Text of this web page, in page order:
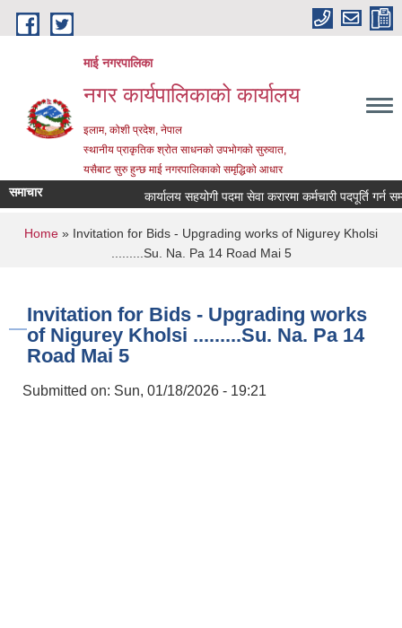
Skip to main content
माई नगरपालिका
नगर कार्यपालिकाको कार्यालय
इलाम, कोशी प्रदेश, नेपाल
स्थानीय प्राकृतिक श्रोत साधनको उपभोगको सुरुवात,
यसैबाट सुरु हुन्छ माई नगरपालिकाको समृद्धिको आधार
समाचार कार्यालय सहयोगी पदमा सेवा करारमा कर्मचारी पदपूर्ति गर्न
You are here
Home » Invitation for Bids - Upgrading works of Nigurey Kholsi
.........Su. Na. Pa 14 Road Mai 5
Invitation for Bids - Upgrading works
of Nigurey Kholsi .........Su. Na. Pa 14
Road Mai 5
Submitted on: Sun, 01/18/2026 - 19:21